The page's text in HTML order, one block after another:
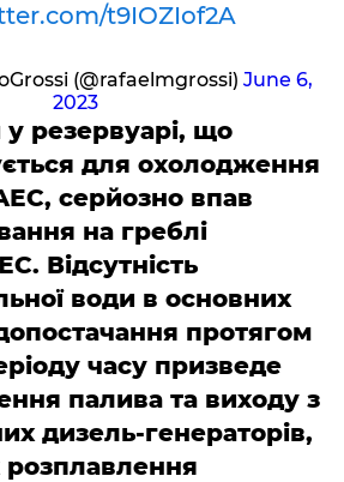
t9IOZIof2A
(@rafaelmgrossi) June 6,
2023
у резервуарі, що
для охолодження
серйозно впав
на греблі
Відсутність
води в основних
протягом
часу призведе
палива та виходу з
дизель-генераторів,
розплавлення